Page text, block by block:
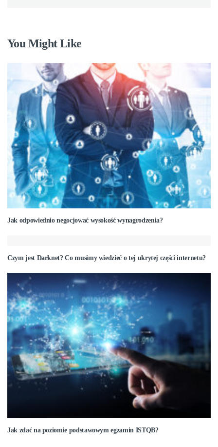
You Might Like
Jak odpowiednio negocjować wysokość wynagrodzenia?
Czym jest Darknet? Co musimy wiedzieć o tej ukrytej części internetu?
Jak zdać na poziomie podstawowym egzamin ISTQB?